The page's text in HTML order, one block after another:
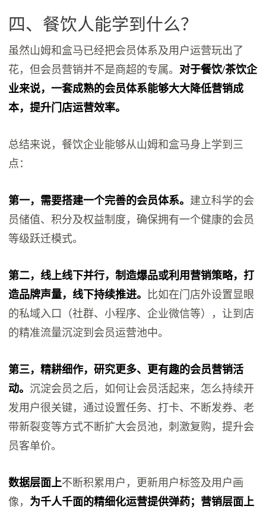
四、餐饮人能学到什么？
虽然山姆和盒马已经把会员体系及用户运营玩出了
花，但会员营销并不是商超的专属。对于餐饮/茶饮企
业来说，一套成熟的会员体系能够大大降低营销成
本，提升门店运营效率。
总结来说，餐饮企业能够从山姆和盒马身上学到三
点：
第一，需要搭建一个完善的会员体系。 建立科学的会
员储值、积分及权益制度，确保拥有一个健康的会员
等级跃迁模式。
第二，线上线下并行，制造爆品或利用营销策略，打
造品牌声量，线下持续推进。 比如在门店外设置显眼
的私域入口（社群、小程序、企业微信等），让到店
的精准流量沉淀到会员运营池中。
第三，精耕细作，研究更多、更有趣的会员营销活
动。 沉淀会员之后，如何让会员活起来，怎么持续开
发用户很关键，通过设置任务、打卡、不断发券、老
带新裂变等方式不断扩大会员池，刺激复购，提升会
员客单价。
数据层面上不断积累用户，更新用户标签及用户画
像， 为千人千面的精细化运营提供弹药； 营销层面上